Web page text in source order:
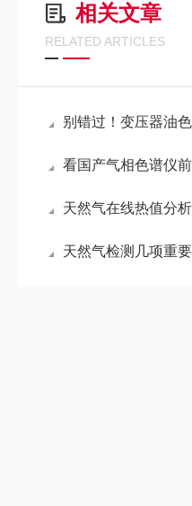
相关文章
RELATED ARTICLES
别错过！变压器油色谱仪，凭这几点
看国产气相色谱仪
天然气在线热值分析仪怎么用？
天然气检测几项重